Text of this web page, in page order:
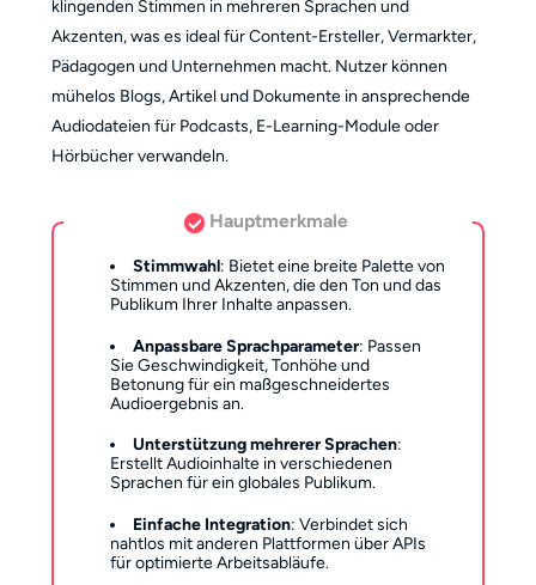
klingenden Stimmen in mehreren Sprachen und
Akzenten, was es ideal für Content-Ersteller, Vermarkter,
Pädagogen und Unternehmen macht. Nutzer können
mühelos Blogs, Artikel und Dokumente in ansprechende
Audiodateien für Podcasts, E-Learning-Module oder
Hörbücher verwandeln.
Hauptmerkmale
Stimmwahl: Bietet eine breite Palette von
Stimmen und Akzenten, die den Ton und das
Publikum Ihrer Inhalte anpassen.
Anpassbare Sprachparameter: Passen
Sie Geschwindigkeit, Tonhöhe und
Betonung für ein maßgeschneidertes
Audioergebnis an.
Unterstützung mehrerer Sprachen:
Erstellt Audioinhalte in verschiedenen
Sprachen für ein globales Publikum.
Einfache Integration: Verbindet sich
nahtlos mit anderen Plattformen über APIs
für optimierte Arbeitsabläufe.